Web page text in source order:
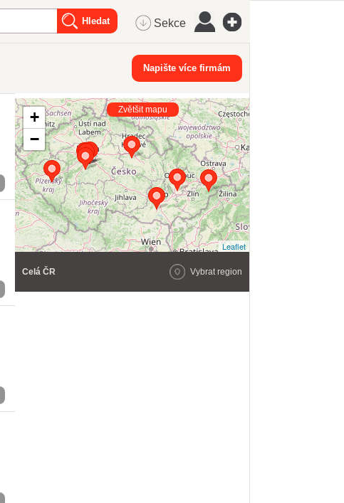
Sekce
Napište více firmám
+
−
Leaflet
Zvětšit mapu
Celá ČR Vybrat region